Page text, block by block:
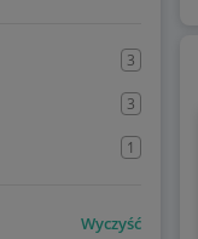
3
3
1
Wyczyść